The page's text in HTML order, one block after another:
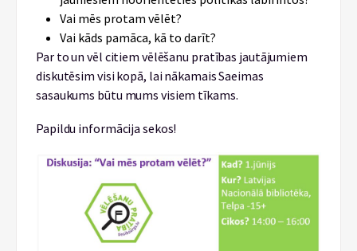
Vai mēs protam vēlēt?
Vai kāds pamāca, kā to darīt?
Par to un vēl citiem vēlēšanu pratības jautājumiem
diskutēsim visi kopā, lai nākamais Saeimas
sasaukums būtu mums visiem tīkams.
Papildu informācija sekos!